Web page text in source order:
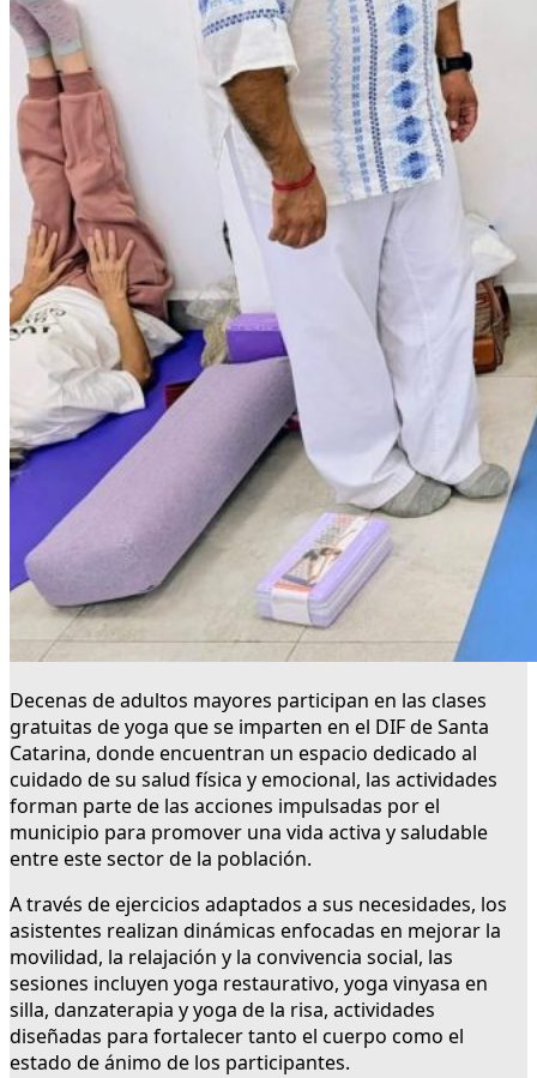
Decenas de adultos mayores participan en las clases
gratuitas de yoga que se imparten en el DIF de Santa
Catarina, donde encuentran un espacio dedicado al
cuidado de su salud física y emocional, las actividades
forman parte de las acciones impulsadas por el
municipio para promover una vida activa y saludable
entre este sector de la población.
A través de ejercicios adaptados a sus necesidades, los
asistentes realizan dinámicas enfocadas en mejorar la
movilidad, la relajación y la convivencia social, las
sesiones incluyen yoga restaurativo, yoga vinyasa en
silla, danzaterapia y yoga de la risa, actividades
diseñadas para fortalecer tanto el cuerpo como el
estado de ánimo de los participantes.